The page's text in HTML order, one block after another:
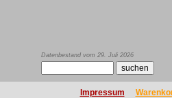
Datenbestand vom 29. Juli 2026
Impressum